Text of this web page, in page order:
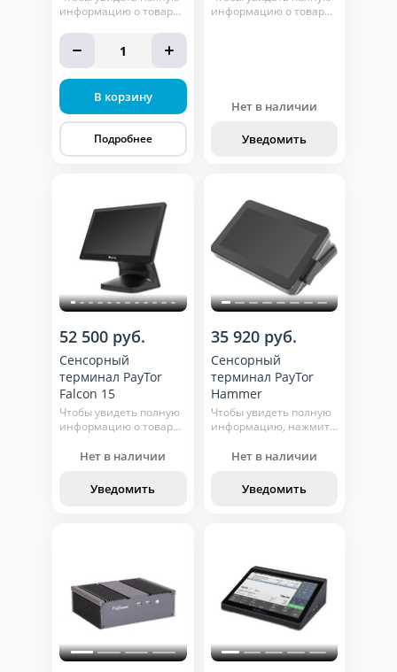
информацию о товаре,
"подробнее"
1
В корзину
Подробнее
информацию о товаре,
Нет в наличии
Уведомить
52 500 руб.
Сенсорный
терминал PayTor
Falcon 15
Чтобы увидеть полную
информацию о товаре,
"подробнее"
Нет в наличии
Уведомить
35 920 руб.
Сенсорный
терминал PayTor
Hammer
Чтобы увидеть полную
информацию, нажмите
Нет в наличии
Уведомить